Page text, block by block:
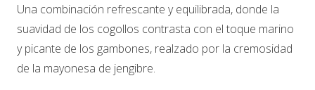
Una combinación refrescante y equilibrada, donde la
suavidad de los cogollos contrasta con el toque marino
y picante de los gambones, realzado por la cremosidad
de la mayonesa de jengibre.